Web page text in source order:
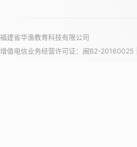
福建省华渔教育科技有限公司
增值电信业务经营许可证：闽B2-20160025 |